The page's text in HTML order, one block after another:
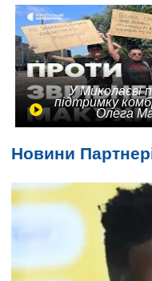
У Миколаєві
підтримку
Олега